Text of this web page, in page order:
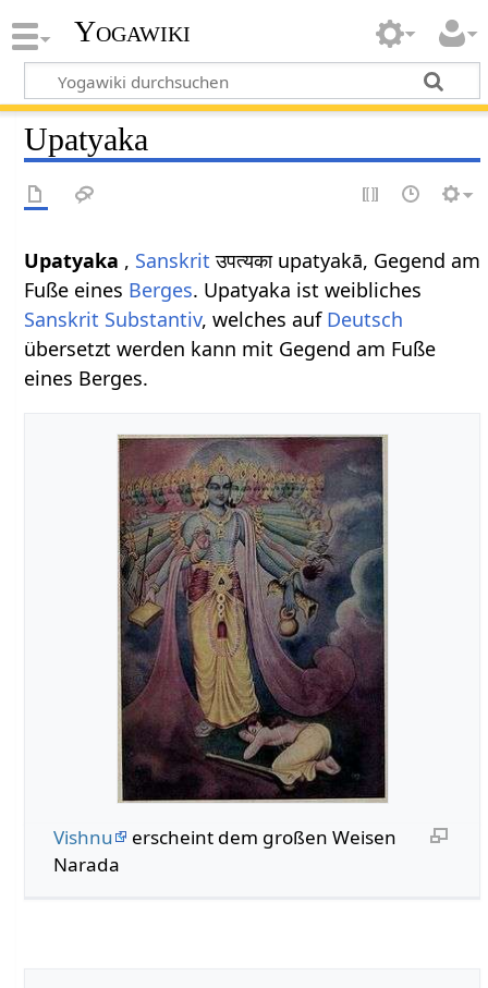
Yogawiki
Upatyaka
Upatyaka , Sanskrit उपत्यका upatyakā, Gegend am
Fuße eines Berges. Upatyaka ist weibliches
Sanskrit Substantiv, welches auf Deutsch
übersetzt werden kann mit Gegend am Fuße
eines Berges.
Vishnu
erscheint dem großen Weisen
Narada